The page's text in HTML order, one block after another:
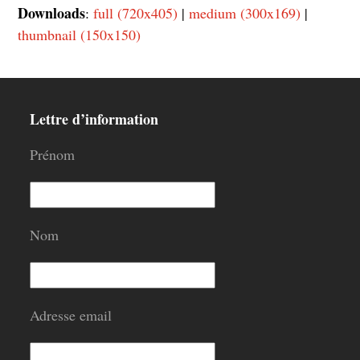
Downloads:full (720x405) |medium (300x169) |
thumbnail (150x150)
Lettre d’information
Prénom
Nom
Adresse email